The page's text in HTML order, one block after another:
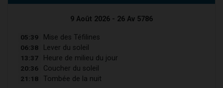
9 Août 2026 - 26 Av 5786
05:39 Mise des Téfilines
06:38 Lever du soleil
13:37 Heure de milieu du jour
20:36 Coucher du soleil
21:18 Tombée de la nuit